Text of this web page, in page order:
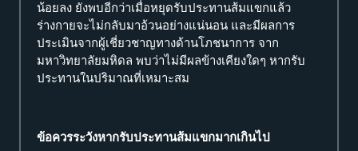
น้อยลง ยังพบอีกว่าเมื่อหยุดรับประทานส้มแขกแล้ว
ร่างกายจะไม่กลับมาอ้วนอย่างแน่นอน และมีผลการ
ประเมินจากผู้เชี่ยวชาญทางด้านโภชนาการ จาก
มหาวิทยาลัยมหิดล พบว่าไม่มีผลข้างเคียงใดๆ หากรับ
ประทานในปริมาณที่เหมาะสม
ข้อควรระวังหากรับประทานส้มแขกมากเกินไป